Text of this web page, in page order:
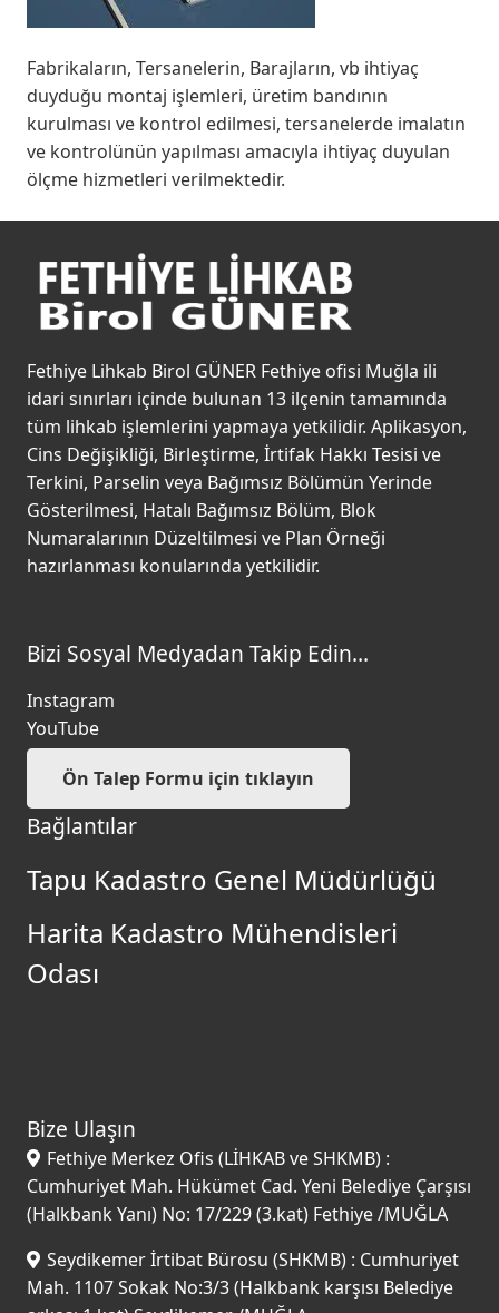
Fabrikaların, Tersanelerin, Barajların, vb ihtiyaç
duyduğu montaj işlemleri, üretim bandının
kurulması ve kontrol edilmesi, tersanelerde imalatın
ve kontrolünün yapılması amacıyla ihtiyaç duyulan
ölçme hizmetleri verilmektedir.
Fethiye Lihkab Birol GÜNER Fethiye ofisi Muğla ili
idari sınırları içinde bulunan 13 ilçenin tamamında
tüm lihkab işlemlerini yapmaya yetkilidir. Aplikasyon,
Cins Değişikliği, Birleştirme, İrtifak Hakkı Tesisi ve
Terkini, Parselin veya Bağımsız Bölümün Yerinde
Gösterilmesi, Hatalı Bağımsız Bölüm, Blok
Numaralarının Düzeltilmesi ve Plan Örneği
hazırlanması konularında yetkilidir.
Bizi Sosyal Medyadan Takip Edin…
Instagram
YouTube
Ön Talep Formu için tıklayın
Bağlantılar
Tapu Kadastro Genel Müdürlüğü
Harita Kadastro Mühendisleri
Odası
Bize Ulaşın
Fethiye Merkez Ofis (LİHKAB ve SHKMB) :
Cumhuriyet Mah. Hükümet Cad. Yeni Belediye Çarşısı
(Halkbank Yanı) No: 17/229 (3.kat) Fethiye /MUĞLA
Seydikemer İrtibat Bürosu (SHKMB) : Cumhuriyet
Mah. 1107 Sokak No:3/3 (Halkbank karşısı Belediye